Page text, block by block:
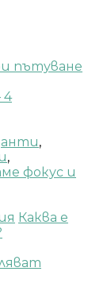
пътуване
4
,
,
фокус и
Каква е